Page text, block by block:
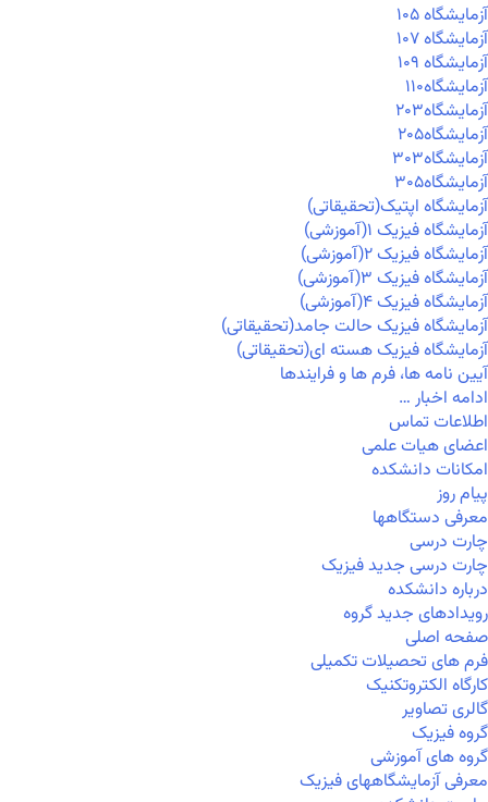
آزمايشگاه ۱۰۵
آزمايشگاه ۱۰۷
آزمايشگاه ۱۰۹
آزمايشگاه۱۱۰
آزمايشگاه۲۰۳
آزمايشگاه۲۰۵
آزمايشگاه۳۰۳
آزمايشگاه۳۰۵
آزمایشگاه اپتیک(تحقیقاتی)
آزمایشگاه فیزیک ۱(آموزشی)
آزمایشگاه فیزیک ۲(آموزشی)
آزمایشگاه فیزیک ۳(آموزشی)
آزمایشگاه فیزیک ۴(آموزشی)
آزمایشگاه فیزیک حالت جامد(تحقیقاتی)
آزمایشگاه فیزیک هسته ای(تحقیقاتی)
آیین نامه ها، فرم ها و فرایندها
ادامه اخبار …
اطلاعات تماس
اعضای هیات علمی
امکانات دانشکده
پیام روز
معرفی دستگاهها
چارت درسی
چارت درسی جدید فیزیک
درباره دانشکده
رویدادهای جدید گروه
صفحه اصلی
فرم های تحصیلات تکمیلی
کارگاه الکتروتکنیک
گالری تصاویر
گروه فیزیک
گروه های آموزشی
معرفی آزمایشگاههای فیزیک